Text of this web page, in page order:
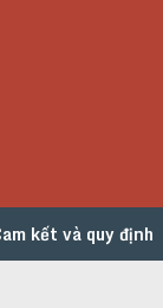
kết và quy định